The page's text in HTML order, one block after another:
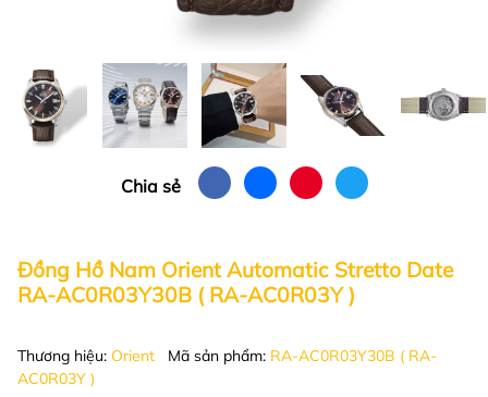
Chia sẻ
Đồng Hồ Nam Orient Automatic Stretto Date
RA-AC0R03Y30B ( RA-AC0R03Y )
Thương hiệu: Orient Mã sản phẩm: RA-AC0R03Y30B ( RA-
AC0R03Y )